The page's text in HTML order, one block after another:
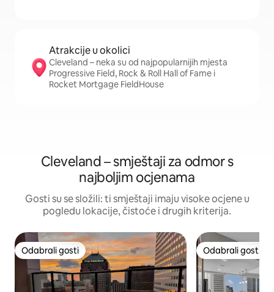
Atrakcije u okolici
Cleveland – neka su od najpopularnijih mjesta
Progressive Field, Rock & Roll Hall of Fame i
Rocket Mortgage FieldHouse
Cleveland – smještaji za odmor s
najboljim ocjenama
Gosti su se složili: ti smještaji imaju visoke ocjene u
pogledu lokacije, čistoće i drugih kriterija.
Odabrali gosti
Odabrali gosti Odabrali gosti
Odabrali gosti